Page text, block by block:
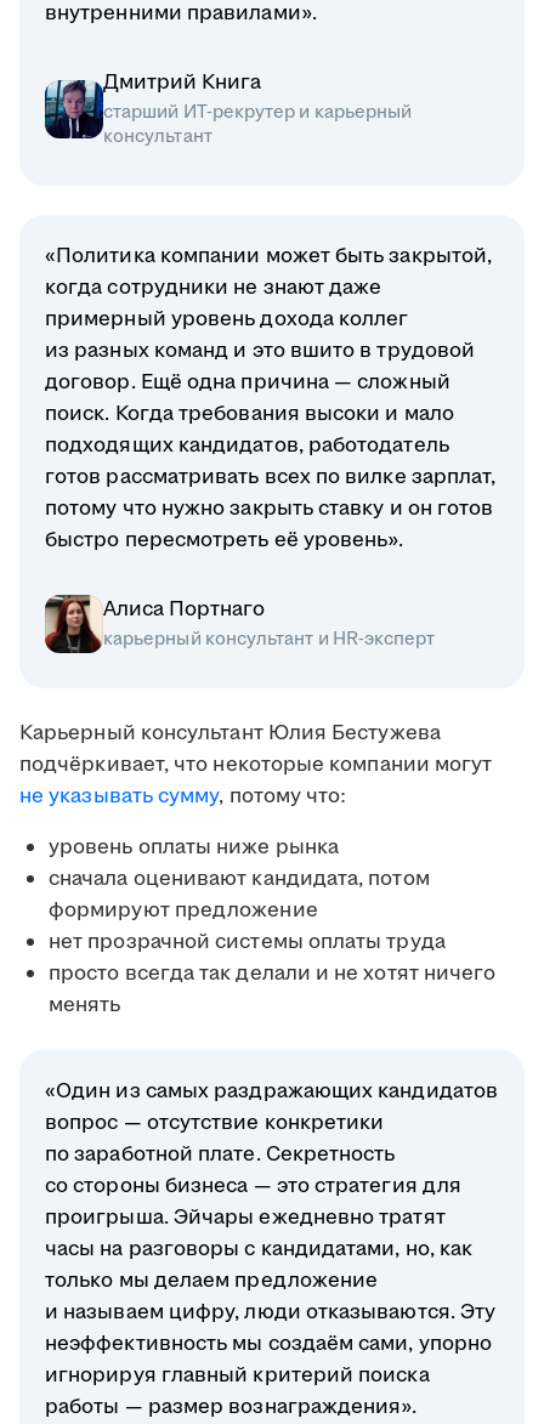
внутренними правилами».
Дмитрий Книга
старший ИТ-рекрутер и карьерный
консультант
«Политика компании может быть закрытой,
когда сотрудники не знают даже
примерный уровень дохода коллег
из разных команд и это вшито в трудовой
договор. Ещё одна причина — сложный
поиск. Когда требования высоки и мало
подходящих кандидатов, работодатель
готов рассматривать всех по вилке зарплат,
потому что нужно закрыть ставку и он готов
быстро пересмотреть её уровень».
Алиса Портнаго
карьерный консультант и HR-эксперт
Карьерный консультант Юлия Бестужева
подчёркивает, что некоторые компании могут
не указывать сумму, потому что:
уровень оплаты ниже рынка
сначала оценивают кандидата, потом
формируют предложение
нет прозрачной системы оплаты труда
просто всегда так делали и не хотят ничего
менять
«Один из самых раздражающих кандидатов
вопрос — отсутствие конкретики
по заработной плате. Секретность
со стороны бизнеса — это стратегия для
проигрыша. Эйчары ежедневно тратят
часы на разговоры с кандидатами, но, как
только мы делаем предложение
и называем цифру, люди отказываются. Эту
неэффективность мы создаём сами, упорно
игнорируя главный критерий поиска
работы — размер вознаграждения».